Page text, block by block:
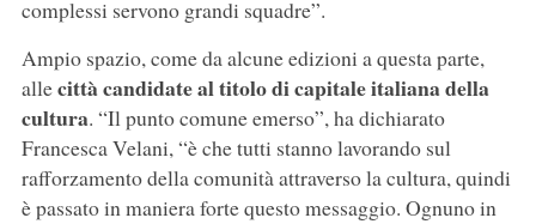
complessi servono grandi squadre”.
Ampio spazio, come da alcune edizioni a questa parte,
allecittà candidate al titolo di capitale italiana della
cultura. “Il punto comune emerso”, ha dichiarato
Francesca Velani, “è che tutti stanno lavorando sul
rafforzamento della comunità attraverso la cultura, quindi
è passato in maniera forte questo messaggio. Ognuno in